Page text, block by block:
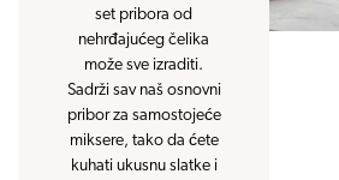
set pribora od
nehrđajućeg čelika
može sve izraditi.
Sadrži sav naš osnovni
pribor za samostojeće
miksere, tako da ćete
kuhati ukusnu slatke i